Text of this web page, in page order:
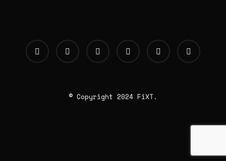
© Copyright 2024 FiXT.